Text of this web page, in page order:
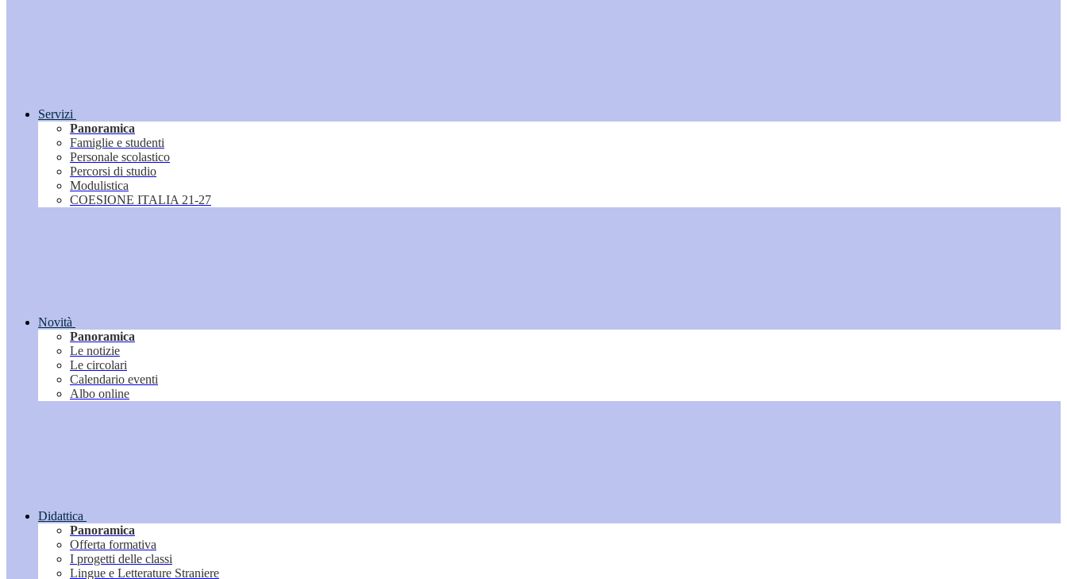
Servizi
Panoramica
Famiglie e studenti
Personale scolastico
Percorsi di studio
Modulistica
COESIONE ITALIA 21-27
Novità
Panoramica
Le notizie
Le circolari
Calendario eventi
Albo online
Didattica
Panoramica
Offerta formativa
I progetti delle classi
Lingue e Letterature Straniere